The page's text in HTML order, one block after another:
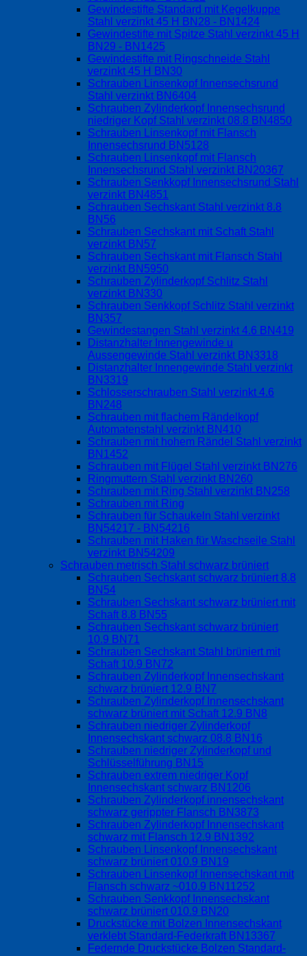
Gewindestifte Standard mit Kegelkuppe
Stahl verzinkt 45 H BN28 - BN1424
Gewindestifte mit Spitze Stahl verzinkt 45 H
BN29 - BN1425
Gewindestifte mit Ringschneide Stahl
verzinkt 45 H BN30
Schrauben Linsenkopf Innensechsrund
Stahl verzinkt BN6404
Schrauben Zylinderkopf Innensechsrund
niedriger Kopf Stahl verzinkt 08.8 BN4850
Schrauben Linsenkopf mit Flansch
Innensechsrund BN5128
Schrauben Linsenkopf mit Flansch
Innensechsrund Stahl verzinkt BN20367
Schrauben Senkkopf Innensechsrund Stahl
verzinkt BN4851
Schrauben Sechskant Stahl verzinkt 8.8
BN56
Schrauben Sechskant mit Schaft Stahl
verzinkt BN57
Schrauben Sechskant mit Flansch Stahl
verzinkt BN5950
Schrauben Zylinderkopf Schlitz Stahl
verzinkt BN330
Schrauben Senkkopf Schlitz Stahl verzinkt
BN357
Gewindestangen Stahl verzinkt 4.6 BN419
Distanzhalter Innengewinde u
Aussengewinde Stahl verzinkt BN3318
Distanzhalter Innengewinde Stahl verzinkt
BN3319
Schlosserschrauben Stahl verzinkt 4.6
BN248
Schrauben mit flachem Rändelkopf
Automatenstahl verzinkt BN410
Schrauben mit hohem Rändel Stahl verzinkt
BN1452
Schrauben mit Flügel Stahl verzinkt BN276
Ringmuttern Stahl verzinkt BN260
Schrauben mit Ring Stahl verzinkt BN258
Schrauben mit Ring
Schrauben für Schaukeln Stahl verzinkt
BN54217 - BN54216
Schrauben mit Haken für Waschseile Stahl
verzinkt BN54209
Schrauben metrisch Stahl schwarz brüniert
Schrauben Sechskant schwarz brüniert 8.8
BN54
Schrauben Sechskant schwarz brüniert mit
Schaft 8.8 BN55
Schrauben Sechskant schwarz brüniert
10.9 BN71
Schrauben Sechskant Stahl brüniert mit
Schaft 10.9 BN72
Schrauben Zylinderkopf Innensechskant
schwarz brüniert 12.9 BN7
Schrauben Zylinderkopf Innensechskant
schwarz brüniert mit Schaft 12.9 BN8
Schrauben niedriger Zylinderkopf
Innensechskant schwarz 08.8 BN16
Schrauben niedriger Zylinderkopf und
Schlüsselführung BN15
Schrauben extrem niedriger Kopf
Innensechskant schwarz BN1206
Schrauben Zylinderkopf innensechskant
schwarz gerippter Flansch BN3873
Schrauben Zylinderkopf Innensechskant
schwarz mit Flansch 12.9 BN1392
Schrauben Linsenkopf Innensechskant
schwarz brüniert 010.9 BN19
Schrauben Linsenkopf Innensechskant mit
Flansch schwarz ~010.9 BN11252
Schrauben Senkkopf Innensechskant
schwarz brüniert 010.9 BN20
Druckstücke mit Bolzen Innensechskant
verklebt Standard-Federkraft BN13367
Federnde Druckstücke Bolzen Standard-